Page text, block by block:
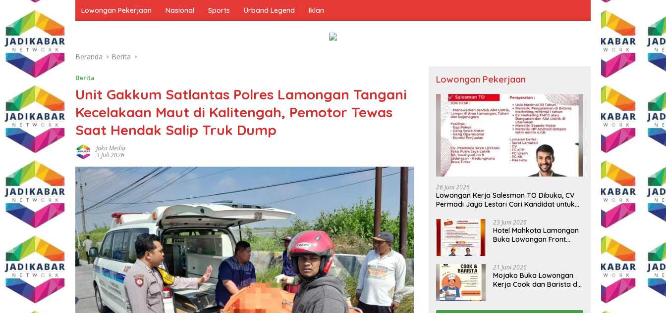
Lowongan Pekerjaan Nasional Sports Urband Legend Iklan
Beranda Berita
Berita
Unit Gakkum Satlantas Polres Lamongan Tangani
Kecelakaan Maut di Kalitengah, Pemotor Tewas
Saat Hendak Salip Truk Dump
Jaka Media
3 Juli 2026
Lowongan Pekerjaan
26 Juni 2026
Lowongan Kerja Salesman TO Dibuka, CV
Permadi Jaya Lestari Cari Kandidat untuk
23 Juni 2026
Hotel Mahkota Lamongan
Buka Lowongan Front
Syaratnya
21 Juni 2026
Mojako Buka Lowongan
Kerja Cook dan Barista di